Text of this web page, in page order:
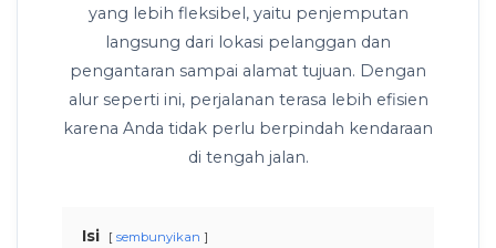
yang lebih fleksibel, yaitu penjemputan
langsung dari lokasi pelanggan dan
pengantaran sampai alamat tujuan. Dengan
alur seperti ini, perjalanan terasa lebih efisien
karena Anda tidak perlu berpindah kendaraan
di tengah jalan.
Isi sembunyikan